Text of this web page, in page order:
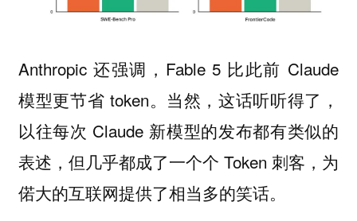
Anthropic 还强调，Fable 5 比此前 Claude
模型更节省 token。当然，这话听听得了，
以往每次 Claude 新模型的发布都有类似的
表述，但几乎都成了一个个 Token 刺客，为
偌大的互联网提供了相当多的笑话。